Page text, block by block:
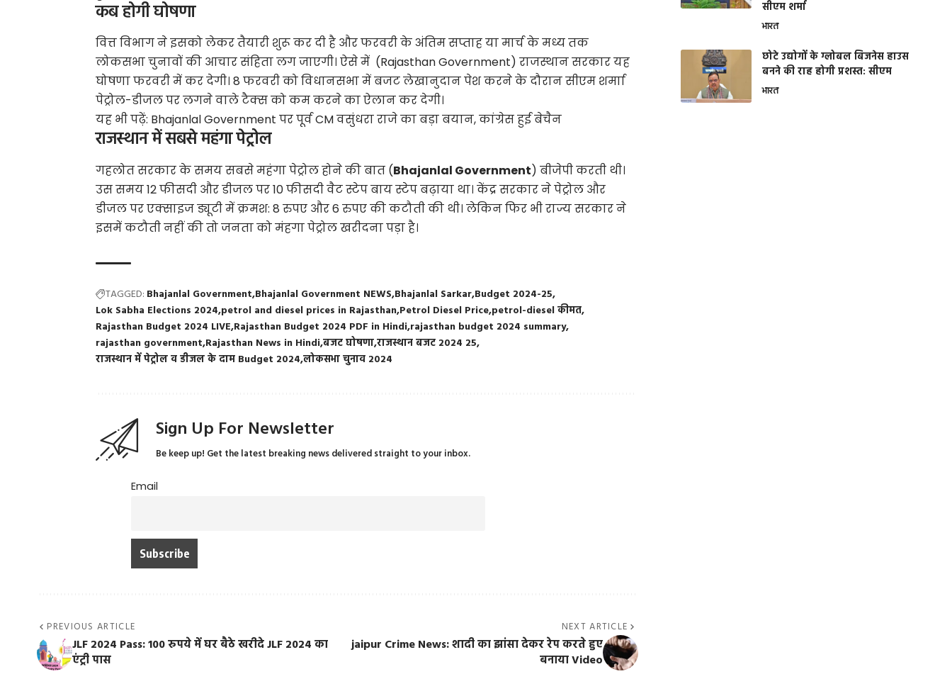
कब होगी घोषणा
वित्त विभाग ने इसको लेकर तैयारी शुरू कर दी है और फरवरी के अंतिम सप्ताह या मार्च के मध्य तक
लोकसभा चुनावों की आचार संहिता लग जाएगी। ऐसे में (Rajasthan Government) राजस्थान सरकार यह
घोषणा फरवरी में कर देगी। 8 फरवरी को विधानसभा में बजट लेखानुदान पेश करने के दौरान सीएम शर्माा
पेट्रोल-डीजल पर लगने वाले टैक्स को कम करने का ऐलान कर देगी।
यह भी पढ़ें: Bhajanlal Government पर पूर्व CM वसुंधरा राजे का बड़ा बयान, कांग्रेस हुई बेचैन
राजस्थान में सबसे महंगा पेट्रोल
गहलोत सरकार के समय सबसे महंगा पेट्रोल होने की बात (Bhajanlal Government) बीजेपी करती थी।
उस समय 12 फीसदी और डीजल पर 10 फीसदी वैट स्टेप बाय स्टेप बढ़ाया था। केंद्र सरकार ने पेट्रोल और
डीजल पर एक्साइज ड्यूटी में क्रमश: 8 रुपए और 6 रुपए की कटौती की थी। लेकिन फिर भी राज्य सरकार ने
इसमें कटौती नहीं की तो जनता को मंहगा पेट्रोल खरीदना पड़ा है।
TAGGED: Bhajanlal Government Bhajanlal Government NEWS Bhajanlal Sarkar Budget 2024-25
Lok Sabha Elections 2024 petrol and diesel prices in Rajasthan Petrol Diesel Price petrol-diesel कीमत
Rajasthan Budget 2024 LIVE Rajasthan Budget 2024 PDF in Hindi rajasthan budget 2024 summary
rajasthan government Rajasthan News in Hindiबजट घोषणाराजस्थान बजट 2024 25
राजस्थान में पेट्रोल व डीजल के दाम Budget 2024लोकसभा चुनाव 2024
Sign Up For Newsletter
Be keep up! Get the latest breaking news delivered straight to your inbox.
Email
PREVIOUS ARTICLE
JLF 2024 Pass: 100 रुपये में घर बैठे खरीदे JLF 2024 का
एंट्री पास
NEXT ARTICLE
jaipur Crime News: शादी का झांसा देकर रेप करते हुए
बनाया Video
सीएम शर्मा
भारत
छोटे उद्योगों के ग्लोबल बिजनेस हाउस
बनने की राह होगी प्रशस्त: सीएम
भारत